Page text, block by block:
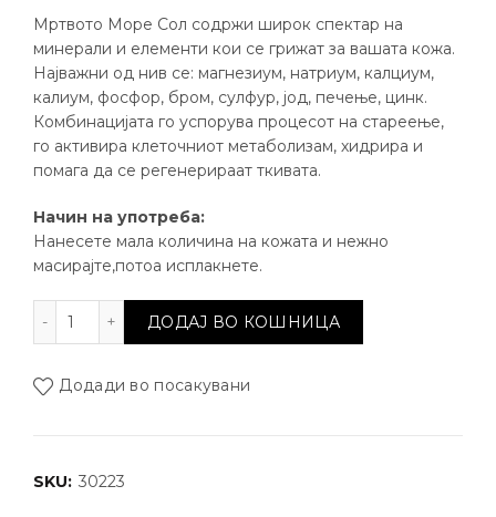
Мртвото Море Сол содржи широк спектар на
минерали и елементи кои се грижат за вашата кожа.
Најважни од нив се: магнезиум, натриум, калциум,
калиум, фосфор, бром, сулфур, јод, печење, цинк.
Комбинацијата го успорува процесот на стареење,
го активира клеточниот метаболизам, хидрира и
помага да се регенерираат ткивата.
Начин на употреба:
Нанесете мала количина на кожата и нежно
масирајте,потоа исплакнете.
Сол за тело - Кристали од мртво количина
ДОДАЈ ВО КОШНИЦА
Додади во посакувани
SKU: 30223